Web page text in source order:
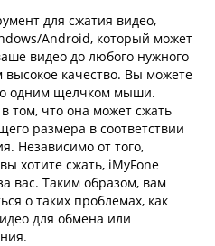
для сжатия видео,
Android, который может
видео до любого нужного
высокое качество. Вы можете
одним щелчком мыши.
том, что она может сжать
размера в соответствии
Независимо от того,
хотите сжать, iMyFone
вас. Таким образом, вам
о таких проблемах, как
для обмена или